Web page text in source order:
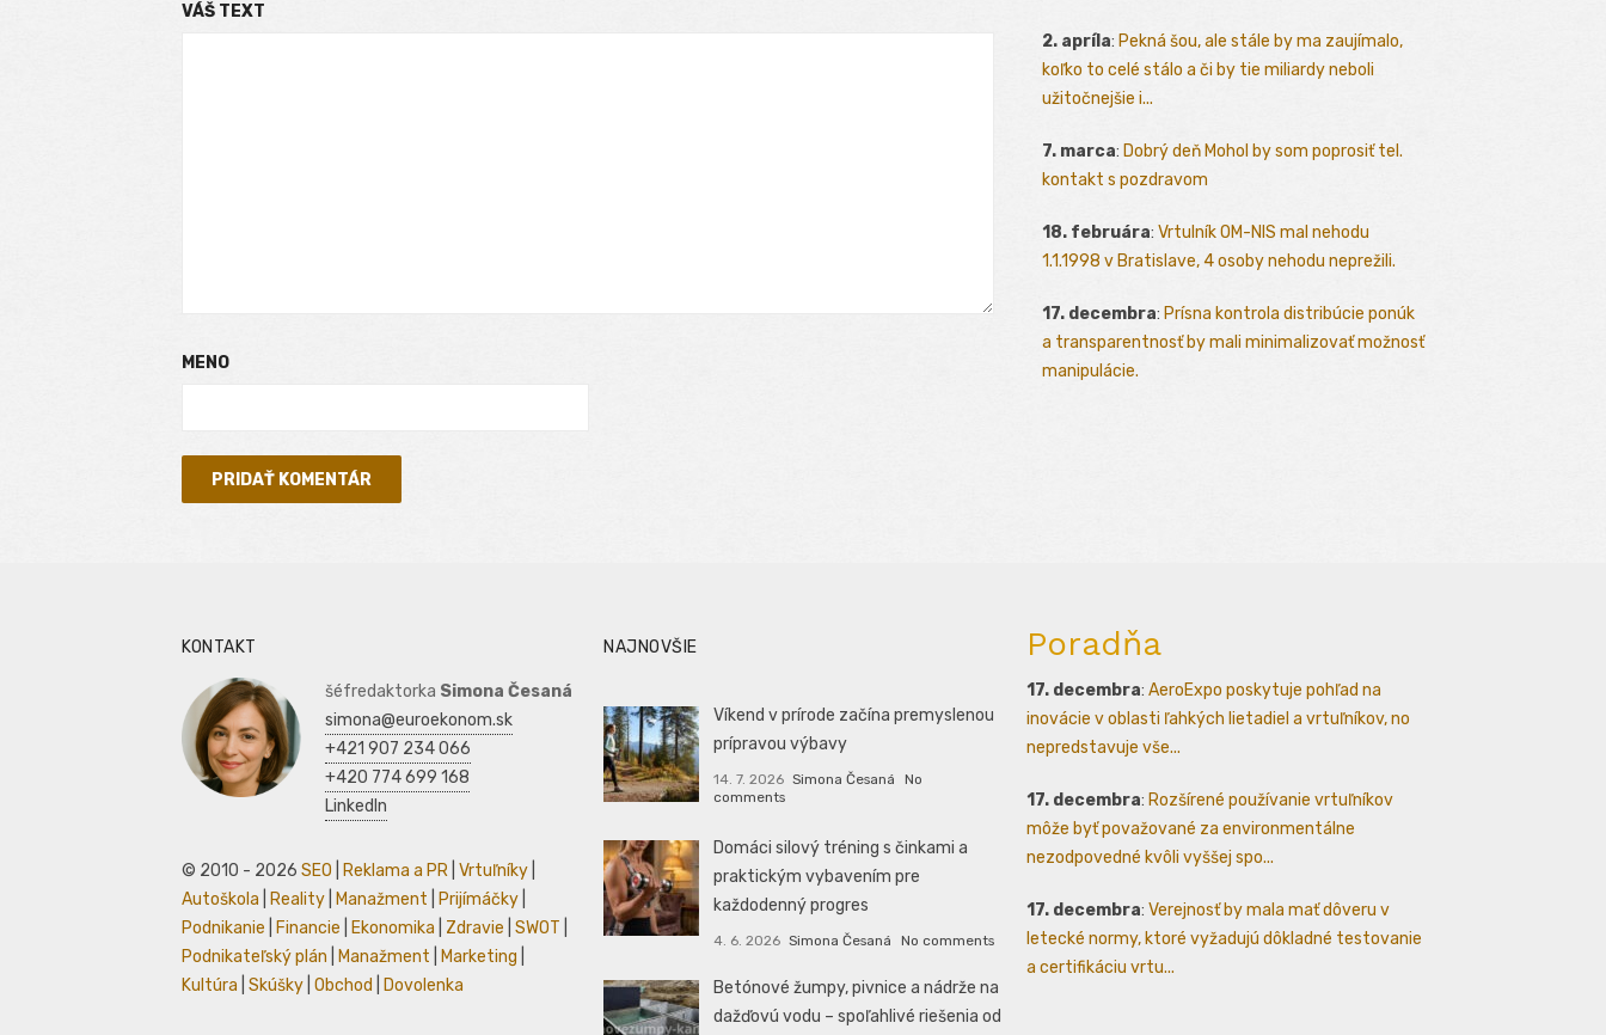
VÁŠ TEXT
MENO
2. apríla: Pekná šou, ale stále by ma zaujímalo,
koľko to celé stálo a či by tie miliardy neboli
užitočnejšie i...
7. marca: Dobrý deň Mohol by som poprosiť tel.
kontakt s pozdravom
18. februára: Vrtulník OM-NIS mal nehodu
1.1.1998 v Bratislave, 4 osoby nehodu neprežili.
17. decembra: Prísna kontrola distribúcie ponúk
a transparentnosť by mali minimalizovať možnosť
manipulácie.
KONTAKT
šéfredaktorka Simona Česaná
simona@euroekonom.sk
+421 907 234 066
+420 774 699 168
LinkedIn
© 2010 - 2026 SEO Reklama a PR Vrtuľníky
Autoškola
Reality Manažment Prijímáčky
Podnikanie
Financie Ekonomika Zdravie SWOT
Podnikateľský plán
Manažment Marketing
Kultúra Skúšky Obchod Dovolenka
NAJNOVŠIE
Víkend v prírode začína premyslenou
prípravou výbavy
14. 7. 2026 Simona Česaná
No
comments
Domáci silový tréning s činkami a
praktickým vybavením pre
každodenný progres
4. 6. 2026 Simona Česaná No comments
Betónové žumpy, pivnice a nádrže na
dažďovú vodu – spoľahlivé riešenia od
Poradňa
17. decembra: AeroExpo poskytuje pohľad na
inovácie v oblasti ľahkých lietadiel a vrtuľníkov, no
nepredstavuje vše...
17. decembra: Rozšírené používanie vrtuľníkov
môže byť považované za environmentálne
nezodpovedné kvôli vyššej spo...
17. decembra: Verejnosť by mala mať dôveru v
letecké normy, ktoré vyžadujú dôkladné testovanie
a certifikáciu vrtu...